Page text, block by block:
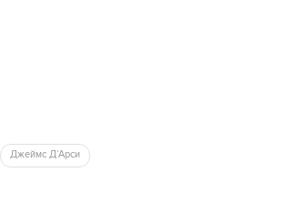
Джеймс Д’Арси